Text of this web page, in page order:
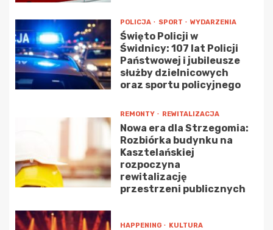
POLICJA SPORT WYDARZENIA
Święto Policji w
Świdnicy: 107 lat Policji
Państwowej i jubileusze
służby dzielnicowych
oraz sportu policyjnego
REMONTY REWITALIZACJA
Nowa era dla Strzegomia:
Rozbiórka budynku na
Kasztelańskiej
rozpoczyna
rewitalizację
przestrzeni publicznych
HAPPENING KULTURA